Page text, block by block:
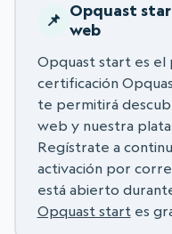
Opquast
web
Opquast start es el
certificación
te permitirá
web y nuestra
Regístrate a
activación por
está abierto
Opquast startes